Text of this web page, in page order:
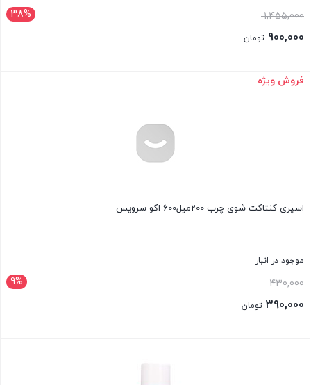
38% 1,455,000قیمت
اصلی:
900,000 تومان
فعلی:
بستن
فروش ویژه
اسپری کنتاکت شوی چرب 200میل600 اکو سرویس
موجود در انبار
9% 430,000قیمت
اصلی:390,000 تومان